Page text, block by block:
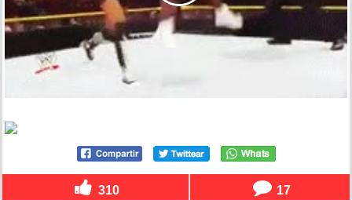
310 17